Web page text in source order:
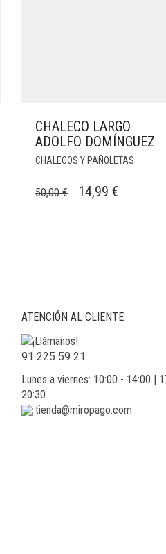
CHALECO LARGO
ADOLFO DOMÍNGUEZ
CHALECOS Y PAÑOLETAS
50,00€
EL
14,99 €EL
ATENCIÓN AL CLIENTE
91 225 59 21
Lunes a viernes: 10:00 - 14:00 |
20:30
tienda@miropago.com